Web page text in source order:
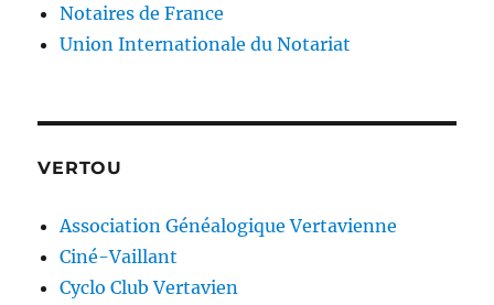
Notaires de France
Union Internationale du Notariat
VERTOU
Association Généalogique Vertavienne
Ciné-Vaillant
Cyclo Club Vertavien